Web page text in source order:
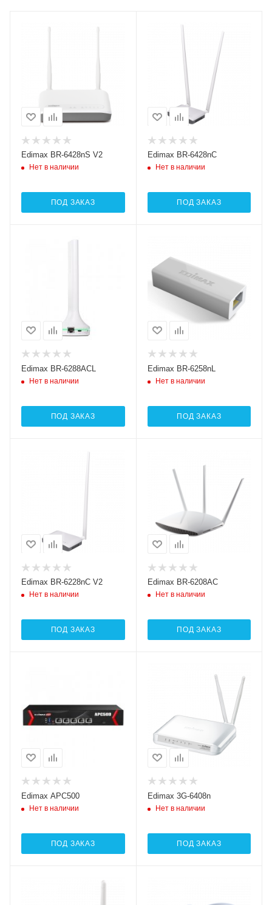
Edimax BR-6428nS V2
Нет в наличии
ПОД ЗАКАЗ
Wi-Fi интерфейсы
2.4 ГГц 802.11b/g/n
Edimax BR-6428nC
Нет в наличии
ПОД ЗАКАЗ
Edimax BR-6288ACL
Нет в наличии
ПОД ЗАКАЗ
Edimax BR-6258nL
Нет в наличии
ПОД ЗАКАЗ
Edimax BR-6228nC V2
Нет в наличии
ПОД ЗАКАЗ
Edimax BR-6208AC
Нет в наличии
ПОД ЗАКАЗ
Edimax APC500
Нет в наличии
ПОД ЗАКАЗ
Edimax 3G-6408n
Нет в наличии
ПОД ЗАКАЗ